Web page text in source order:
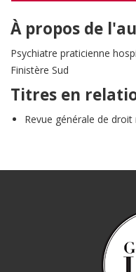
À propos de
Psychiatre praticienne
Finistère Sud
Titres en
Revue générale de